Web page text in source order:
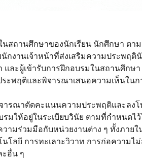
สถานศึกษาของนักเรียน นักศึกษา ต
งานเจ้าหน้าที่ส่งเสริมความประพฤติ
ละผู้เข้ารับการฝึกอบรมในสถานศึกษา
ะพฤติและพิจารณาเสนอความเห็นใน
ารณาตัดคะแนนความประพฤติและลง
มให้อยู่ในระเบียบวินัย ตามที่กําหนดไ
ามร่วมมือกับหน่วยงานต่าง ๆ ทั้งภาย
ลยี การทะเลาะวิวาท การก่อความไ
ะอื่น ๆ